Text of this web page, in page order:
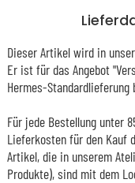
Dieser Artikel wird in
Er ist für das Angebot
Hermes-
Für jede Bestellung unter
Lieferkosten für den Kauf
Artikel, die in unserem
Produkte), sind mit dem